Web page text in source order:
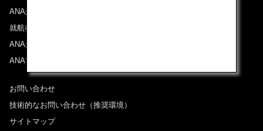
ANAからのお知らせ
就航都市
ANAがお約束する体験
ANAマイレージクラブ
お問い合わせ
技術的なお問い合わせ（推奨環境）
サイトマップ